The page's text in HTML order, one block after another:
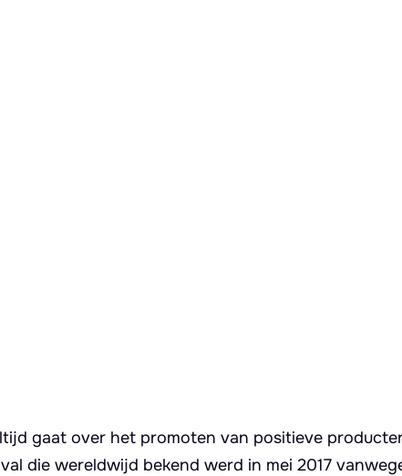
gaat over het promoten van positieve
die wereldwijd bekend werd in mei 2017